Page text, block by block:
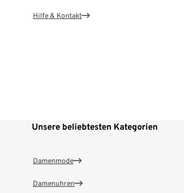
Hilfe & Kontakt
Unsere beliebtesten Kategorien
Damenmode
Damenuhren